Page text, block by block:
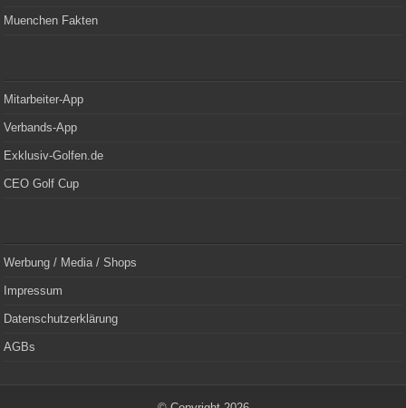
Muenchen Fakten
Mitarbeiter-App
Verbands-App
Exklusiv-Golfen.de
CEO Golf Cup
Werbung / Media / Shops
Impressum
Datenschutzerklärung
AGBs